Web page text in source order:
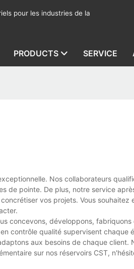
pour les industries de la
PRODUCTS SERVICE
Nos collaborateurs
de pointe. De plus, notre service
vos projets. Vous souhaitez
concevons, développons, fabriquons
contrôle qualité supervisent chaque
aux besoins de chaque client.
sur nos réservoirs CST,